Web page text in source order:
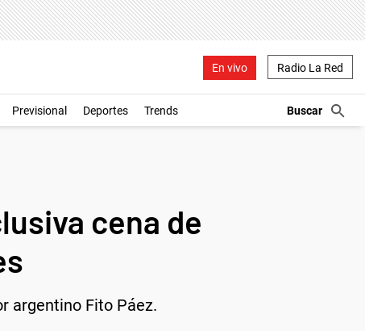
En vivo Radio La Red
Previsional Deportes Trends
cena de
argentino Fito Páez.